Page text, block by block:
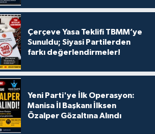
Çerçeve Yasa Teklifi TBMM’ye
Sunuldu; Siyasi Partilerden
farkı değerlendirmeler!
Yeni Parti'ye İlk Operasyon:
Manisa İl Başkanı İlksen
Özalper Gözaltına Alındı